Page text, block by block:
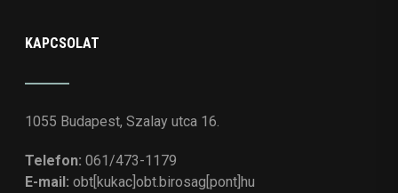
KAPCSOLAT
1055 Budapest, Szalay utca 16.
Telefon: 061/473-1179
E-mail: obt[kukac]obt.birosag[pont]hu